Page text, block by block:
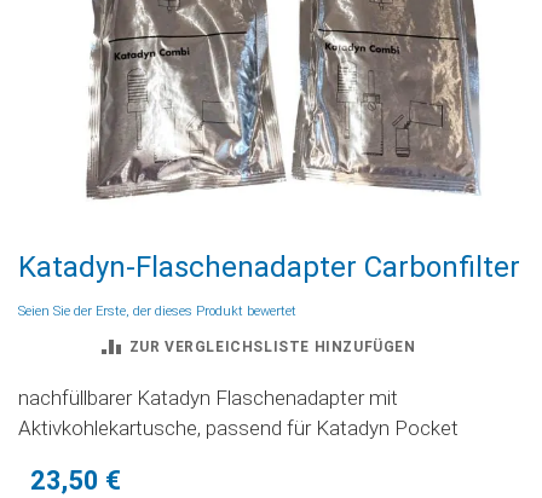
Anfang
Bildgalerie
Katadyn-Flaschenadapter Carbonfilter
Seien Sie der Erste, der dieses Produkt bewertet
ZUR VERGLEICHSLISTE HINZUFÜGEN
nachfüllbarer Katadyn Flaschenadapter mit
Aktivkohlekartusche, passend für Katadyn Pocket
23,50 €